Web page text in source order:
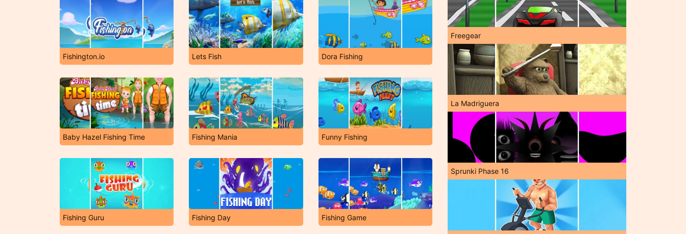
Fishington.io Lets Fish Dora Fishing
Baby Hazel Fishing Time Fishing Mania Funny Fishing
Fishing Guru Fishing Day Fishing Game
Freegear
La Madriguera
Sprunki Phase 16